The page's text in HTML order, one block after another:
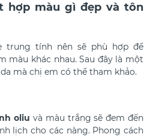
hợp màu gì đẹp và tôn
trung tính nên sẽ phù hợp để
màu khác nhau. Sau đây là một
mà chị em có thể tham khảo.
oliu và màu trắng sẽ đem đến
lịch cho các nàng. Phong cách